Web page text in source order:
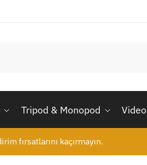
Tripod & Monopod Video
fırsatlarını kaçırmayın.